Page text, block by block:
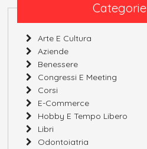
Categorie
Arte E Cultura
Aziende
Benessere
Congressi E Meeting
Corsi
E-Commerce
Hobby E Tempo Libero
Libri
Odontoiatria